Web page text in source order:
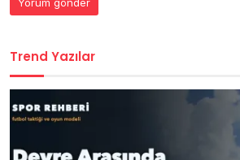
Trend Yazılar